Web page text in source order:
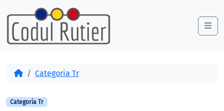
Skip to content
Skip to footer
AcasăCategoria Tr
Categoria Tr